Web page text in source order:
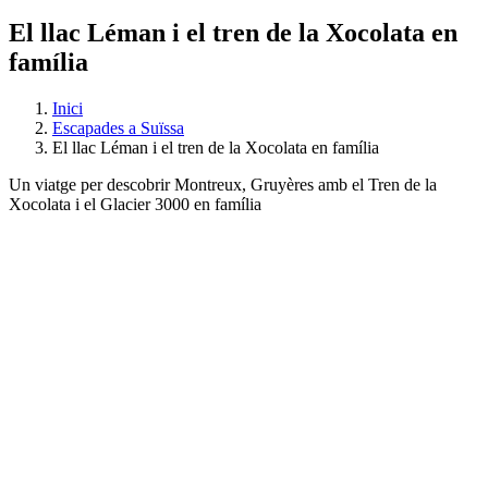
El llac Léman i el tren de la Xocolata en
família
Inici
Escapades a Suïssa
El llac Léman i el tren de la Xocolata en família
Un viatge per descobrir Montreux, Gruyères amb el Tren de la
Xocolata i el Glacier 3000 en família